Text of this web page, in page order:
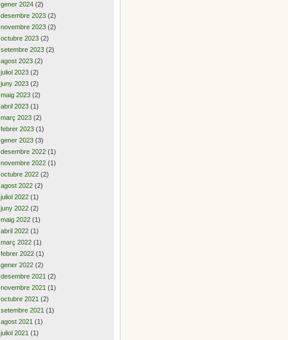
gener 2024 (2)
desembre 2023 (2)
novembre 2023 (2)
octubre 2023 (2)
setembre 2023 (2)
agost 2023 (2)
juliol 2023 (2)
juny 2023 (2)
maig 2023 (2)
abril 2023 (1)
març 2023 (2)
febrer 2023 (1)
gener 2023 (3)
desembre 2022 (1)
novembre 2022 (1)
octubre 2022 (2)
agost 2022 (2)
juliol 2022 (1)
juny 2022 (2)
maig 2022 (1)
abril 2022 (1)
març 2022 (1)
febrer 2022 (1)
gener 2022 (2)
desembre 2021 (2)
novembre 2021 (1)
octubre 2021 (2)
setembre 2021 (1)
agost 2021 (1)
juliol 2021 (1)